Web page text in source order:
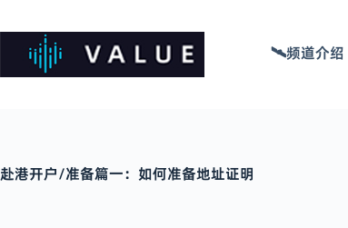
🛰频道介绍
赴港开户/准备篇一：如何准备地址证明